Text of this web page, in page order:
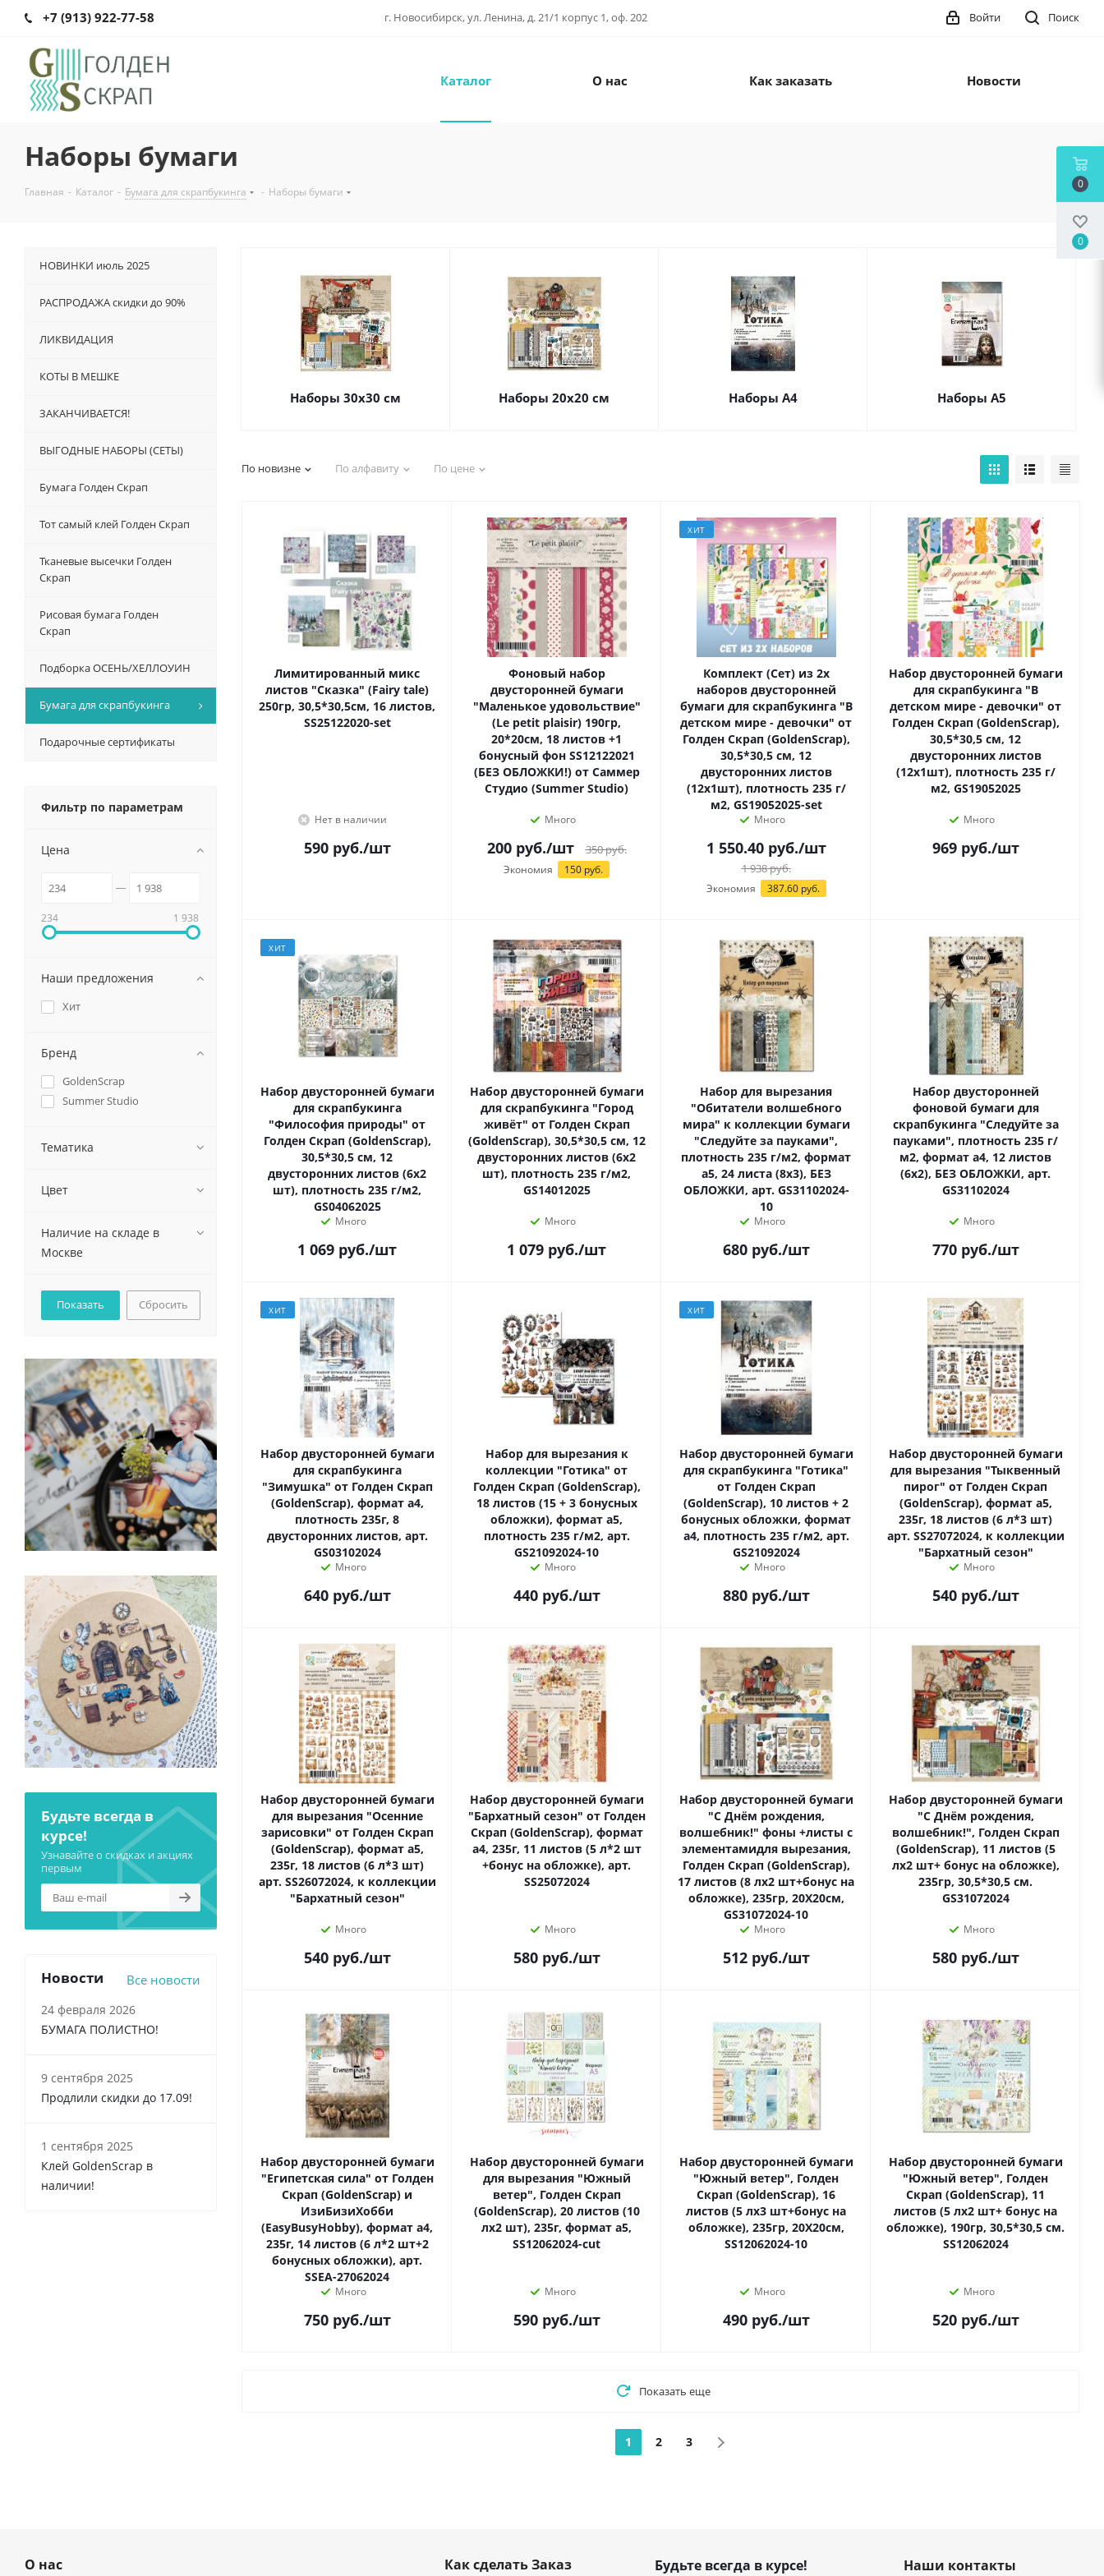
+7 (913) 922-77-58 г. Новосибирск, ул. Ленина, д. 21/1 корпус 1, оф. 202 Поиск
Войти
Каталог О нас Как заказать Новости
Наборы бумаги
Главная - Каталог - Бумага для скрапбукинга - Наборы бумаги
Наборы 30х30 см Наборы 20х20 см Наборы А4 Наборы А5
По новизне По алфавиту По цене
Лимитированный микс
листов "Сказка" (Fairy tale)
250гр, 30,5*30,5см, 16 листов,
SS25122020-set
Нет в наличии
590руб./шт
Фоновый набор
двусторонней бумаги
"Маленькое удовольствие"
(Le petit plaisir) 190гр,
20*20см, 18 листов +1
бонусный фон SS12122021
(БЕЗ ОБЛОЖКИ!) от Саммер
Студио (Summer Studio)
Много
200руб./шт 350руб.
Экономия 150 руб.
ХИТ
Комплект (Сет) из 2х
наборов двусторонней
бумаги для скрапбукинга "В
детском мире - девочки" от
Голден Скрап (GoldenScrap),
30,5*30,5 см, 12
двусторонних листов
(12х1шт), плотность 235 г/
м2, GS19052025-set
Много
1 550.40руб./шт
1 938руб.
Экономия 387.60 руб.
Набор двусторонней бумаги
для скрапбукинга "В
детском мире - девочки" от
Голден Скрап (GoldenScrap),
30,5*30,5 см, 12
двусторонних листов
(12х1шт), плотность 235 г/
м2, GS19052025
Много
969руб./шт
ХИТ
Набор двусторонней бумаги
для скрапбукинга
"Философия природы" от
Голден Скрап (GoldenScrap),
30,5*30,5 см, 12
двусторонних листов (6х2
шт), плотность 235 г/м2,
GS04062025
Много
1 069 руб./шт
Набор двусторонней бумаги
для скрапбукинга "Город
живёт" от Голден Скрап
(GoldenScrap), 30,5*30,5 см, 12
двусторонних листов (6х2
шт), плотность 235 г/м2,
GS14012025
Много
1 079 руб./шт
Набор для вырезания
"Обитатели волшебного
мира" к коллекции бумаги
"Следуйте за пауками",
плотность 235 г/м2, формат
а5, 24 листа (8х3), БЕЗ
ОБЛОЖКИ, арт. GS31102024-
10
Много
680руб./шт
Набор двусторонней
фоновой бумаги для
скрапбукинга "Следуйте за
пауками", плотность 235 г/
м2, формат а4, 12 листов
(6х2), БЕЗ ОБЛОЖКИ, арт.
GS31102024
Много
770руб./шт
ХИТ
Набор двусторонней бумаги
для скрапбукинга
"Зимушка" от Голден Скрап
(GoldenScrap), формат а4,
плотность 235г, 8
двусторонних листов, арт.
GS03102024
Много
640руб./шт
Набор для вырезания к
коллекции "Готика" от
Голден Скрап (GoldenScrap),
18 листов (15 + 3 бонусных
обложки), формат а5,
плотность 235 г/м2, арт.
GS21092024-10
Много
440руб./шт
ХИТ
Набор двусторонней бумаги
для скрапбукинга "Готика"
от Голден Скрап
(GoldenScrap), 10 листов + 2
бонусных обложки, формат
а4, плотность 235 г/м2, арт.
GS21092024
Много
880руб./шт
Набор двусторонней бумаги
для вырезания "Тыквенный
пирог" от Голден Скрап
(GoldenScrap), формат а5,
235г, 18 листов (6 л*3 шт)
арт. SS27072024, к коллекции
"Бархатный сезон"
Много
540руб./шт
Набор двусторонней бумаги
для вырезания "Осенние
зарисовки" от Голден Скрап
(GoldenScrap), формат а5,
235г, 18 листов (6 л*3 шт)
арт. SS26072024, к коллекции
"Бархатный сезон"
Много
540руб./шт
Набор двусторонней бумаги
"Бархатный сезон" от Голден
Скрап (GoldenScrap), формат
а4, 235г, 11 листов (5 л*2 шт
+бонус на обложке), арт.
SS25072024
Много
580руб./шт
Набор двусторонней бумаги
"С Днём рождения,
волшебник!" фоны +листы с
элементамидля вырезания,
Голден Скрап (GoldenScrap),
17 листов (8 лх2 шт+бонус на
обложке), 235гр, 20Х20см,
GS31072024-10
Много
512руб./шт
Набор двусторонней бумаги
"С Днём рождения,
волшебник!", Голден Скрап
(GoldenScrap), 11 листов (5
лх2 шт+ бонус на обложке),
235гр, 30,5*30,5 см.
GS31072024
Много
580руб./шт
Набор двусторонней бумаги
"Египетская сила" от Голден
Скрап (GoldenScrap) и
ИзиБизиХобби
(EasyBusyHobby), формат а4,
235г, 14 листов (6 л*2 шт+2
бонусных обложки), арт.
SSEA-27062024
Много
750руб./шт
Набор двусторонней бумаги
для вырезания "Южный
ветер", Голден Скрап
(GoldenScrap), 20 листов (10
лх2 шт), 235г, формат а5,
SS12062024-cut
Много
590руб./шт
Набор двусторонней бумаги
"Южный ветер", Голден
Скрап (GoldenScrap), 16
листов (5 лх3 шт+бонус на
обложке), 235гр, 20Х20см,
SS12062024-10
Много
490руб./шт
Набор двусторонней бумаги
"Южный ветер", Голден
Скрап (GoldenScrap), 11
листов (5 лх2 шт+ бонус на
обложке), 190гр, 30,5*30,5 см.
SS12062024
Много
520руб./шт
Показать еще
1 2 3
НОВИНКИ июль 2025
РАСПРОДАЖА скидки до 90%
ЛИКВИДАЦИЯ
КОТЫ В МЕШКЕ
ЗАКАНЧИВАЕТСЯ!
ВЫГОДНЫЕ НАБОРЫ (СЕТЫ)
Бумага Голден Скрап
Тот самый клей Голден Скрап
Тканевые высечки Голден
Скрап
Рисовая бумага Голден
Скрап
Подборка ОСЕНЬ/ХЕЛЛОУИН
Бумага для скрапбукинга
Подарочные сертификаты
Фильтр по параметрам
Цена
234 1 938
Наши предложения
Хит
Бренд
GoldenScrap
Summer Studio
Тематика
Цвет
Наличие на складе в
Москве
Сбросить
Будьте всегда в
курсе!
Узнавайте о скидках и акциях
первым
Новости Все новости
24 февраля 2026
БУМАГА ПОЛИСТНО!
9 сентября 2025
Продлили скидки до 17.09!
1 сентября 2025
Клей GoldenScrap в
наличии!
О нас Как сделать Заказ Будьте всегда в курсе! Наши контакты
0
0